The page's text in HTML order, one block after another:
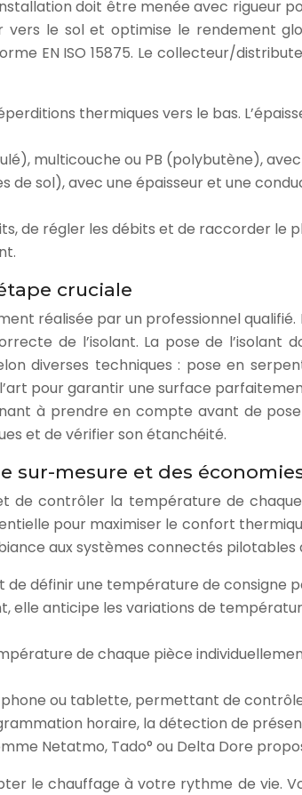
doit être menée avec rigueur
le sol et optimise le rendement
EN ISO 15875. Le collecteur/
thermiques vers le bas.
multicouche ou PB (polybutène),
de sol), avec une épaisseur et une
de régler les débits et de raccorder le
cruciale
réalisée par un professionnel
de l’isolant. La pose de
diverses techniques : pose en
pour garantir une surface
à prendre en compte avant de
et de vérifier son étanchéité.
mesure et des
de contrôler la température de
pour maximiser le confort
aux systèmes connectés
de définir une température de consigne
elle anticipe les variations de
de chaque pièce
ou tablette, permettant de
horaire, la détection de
Netatmo, Tado° ou Delta Dore
le chauffage à votre rythme de vie.